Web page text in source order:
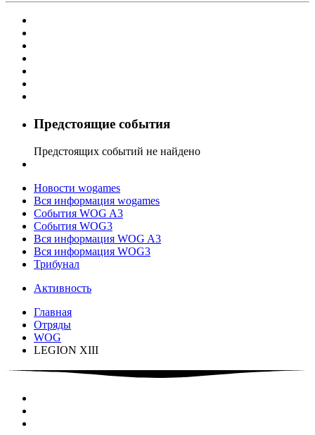
Предстоящие события
Предстоящих событий не найдено
Новости wogames
Вся информация wogames
События WOG A3
События WOG3
Вся информация WOG A3
Вся информация WOG3
Трибунал
Активность
Главная
Отряды
WOG
LEGION XIII